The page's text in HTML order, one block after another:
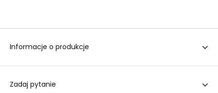
Informacje o produkcje
Zadaj pytanie